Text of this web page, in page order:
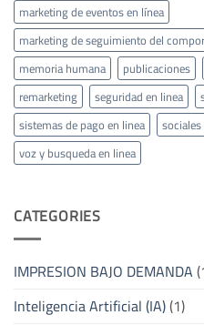
marketing de eventos en línea
marketing de seguimiento del
memoria humana
publicaciones
remarketing
seguridad en linea
sistemas de pago en linea
sociales
voz y busqueda en linea
CATEGORIES
IMPRESION BAJO DEMANDA
Inteligencia Artificial (IA)(1)